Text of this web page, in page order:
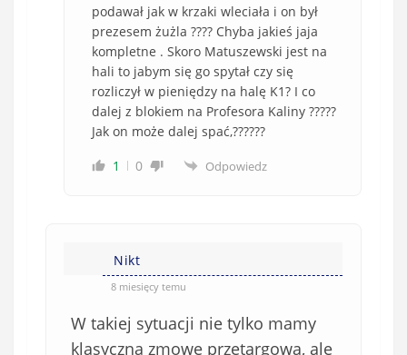
podawał jak w krzaki wleciała i on był
prezesem żużla ???? Chyba jakieś jaja
kompletne . Skoro Matuszewski jest na
hali to jabym się go spytał czy się
rozliczył w pieniędzy na halę K1? I co
dalej z blokiem na Profesora Kaliny ?????
Jak on może dalej spać,??????
1
0 Odpowiedz
Nikt
8 miesięcy temu
W takiej sytuacji nie tylko mamy
klasyczną zmowę przetargową, ale